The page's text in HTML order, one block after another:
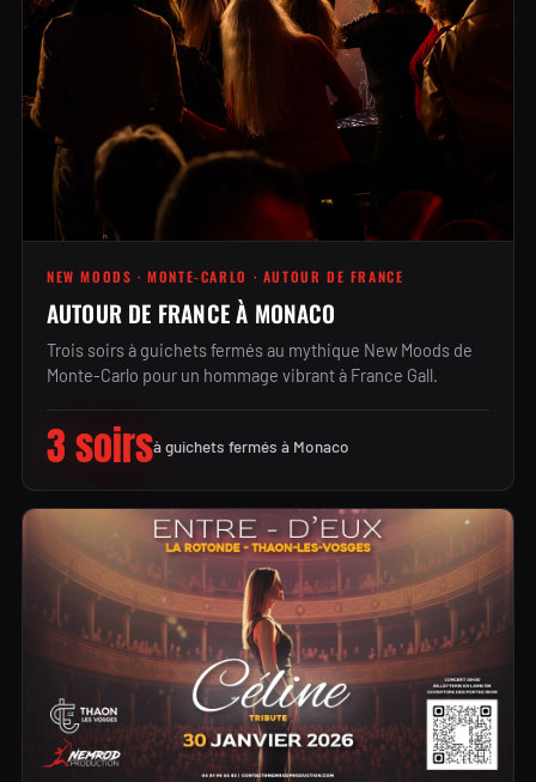
NEW MOODS · MONTE-CARLO · AUTOUR DE FRANCE
AUTOUR DE FRANCE À MONACO
Trois soirs à guichets fermés au mythique New Moods de
Monte-Carlo pour un hommage vibrant à France Gall.
3 soirsà guichets fermés à Monaco